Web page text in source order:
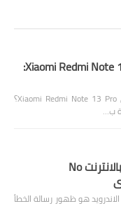
مشكلة الشحن في Xiaomi Redmi Note 13 Pro:
وصف قصير للمقال: تعاني من مشكلة الشحن في Xiaomi Redmi Note 13 Pro؟
ب…
حل مشكلة لا يوجد اتصال بالانترنت No
هو ظهور رسالة الخطأ